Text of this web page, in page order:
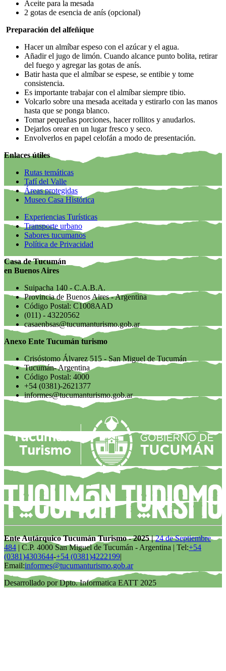
Aceite para la mesada
2 gotas de esencia de anís (opcional)
Preparación del alfeñique
Hacer un almíbar espeso con el azúcar y el agua.
Añadir el jugo de limón. Cuando alcance punto bolita, retirar
del fuego y agregar las gotas de anís.
Batir hasta que el almíbar se espese, se entibie y tome
consistencia.
Es importante trabajar con el almíbar siempre tibio.
Volcarlo sobre una mesada aceitada y estirarlo con las manos
hasta que se ponga blanco.
Tomar pequeñas porciones, hacer rollitos y anudarlos.
Dejarlos orear en un lugar fresco y seco.
Envolverlos en papel celofán a modo de presentación.
Enlaces útiles
Rutas temáticas
Tafí del Valle
Áreas protegidas
Museo Casa Histórica
Experiencias Turísticas
Transporte urbano
Sabores tucumanos
Política de Privacidad
Casa de Tucumán
en Buenos Aires
Suipacha 140 - C.A.B.A.
Provincia de Buenos Aires - Argentina
Código Postal: C1008AAD
(011) - 43220562
casaenbsas@tucumanturismo.gob.ar
Anexo Ente Tucumán turismo
Crisóstomo Álvarez 515 - San Miguel de Tucumán
Tucumán- Argentina
Código Postal: 4000
+54 (0381)-2621377
informes@tucumanturismo.gob.ar
Ente Autárquico Tucumán Turismo - 2025 |24 de Septiembre
484 | C.P. 4000 San Miguel de Tucumán - Argentina | Tel:+54
(0381)4303644-+54 (0381)4222199|
Email:informes@tucumanturismo.gob.ar
Desarrollado por Dpto. Informatica EATT 2025